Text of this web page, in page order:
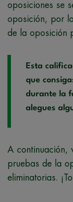
oposiciones se
oposición, por
de la oposición
Esta
que
durante la
alegues
A continuación,
pruebas de la
eliminatorias.